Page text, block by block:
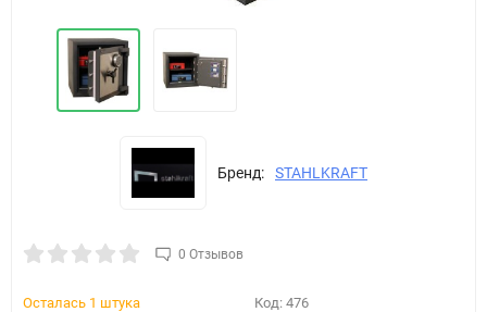
Бренд: STAHLKRAFT
0 Отзывов
Осталась 1 штука Код: 476